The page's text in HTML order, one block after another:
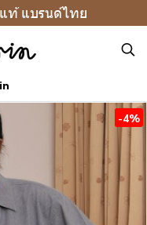
แท้ แบรนด์ไทย
-4%